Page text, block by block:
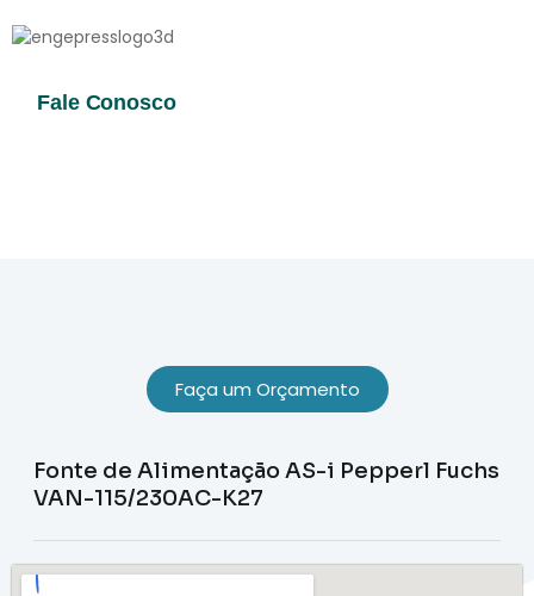
Fale Conosco
Faça um Orçamento
Fonte de Alimentação AS-i Pepperl Fuchs
VAN-115/230AC-K27